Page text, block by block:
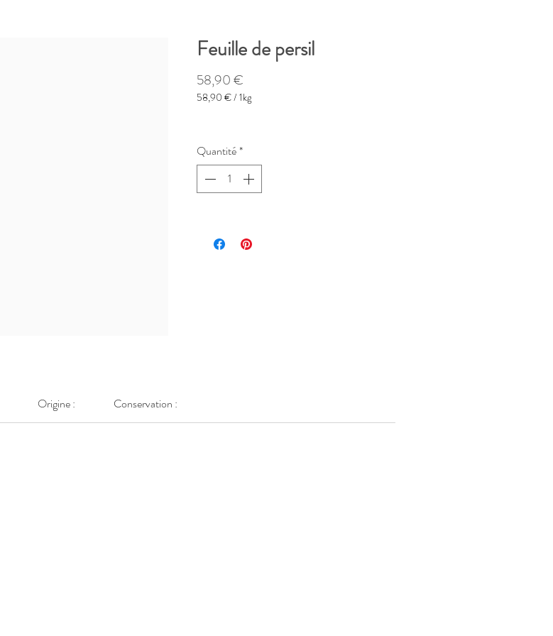
Feuille de persil
58,90 €
58,90 €/1kg
Kilogramme
Quantité*
Origine : Conservation :